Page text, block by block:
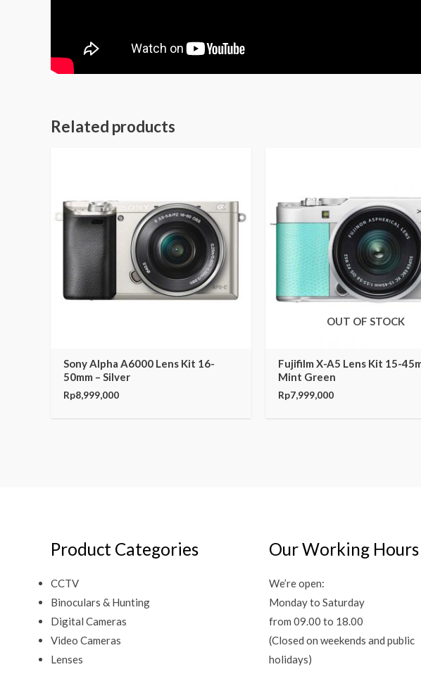
Related products
Sony Alpha A6000 Lens Kit 16-
50mm – Silver
Rp8,999,000
OUT OF STOCK
Fujifilm X-A5 Lens Kit 15-
Mint Green
Rp7,999,000
Product Categories
CCTV
Binoculars & Hunting
Digital Cameras
Video Cameras
Lenses
Our Working Hours
We’re open:
Monday to Saturday
from 09.00 to 18.00
(Closed on weekends and public
holidays)